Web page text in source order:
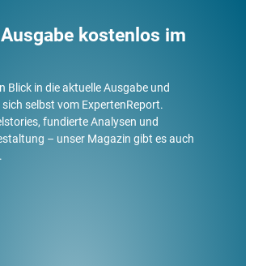
Ausgabe kostenlos im
Blick in die aktuelle Ausgabe und
sich selbst vom ExpertenReport.
fundierte Analysen und
– unser Magazin gibt es auch